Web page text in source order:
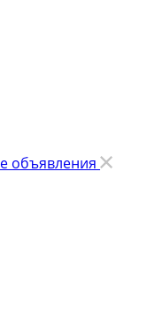
объявления